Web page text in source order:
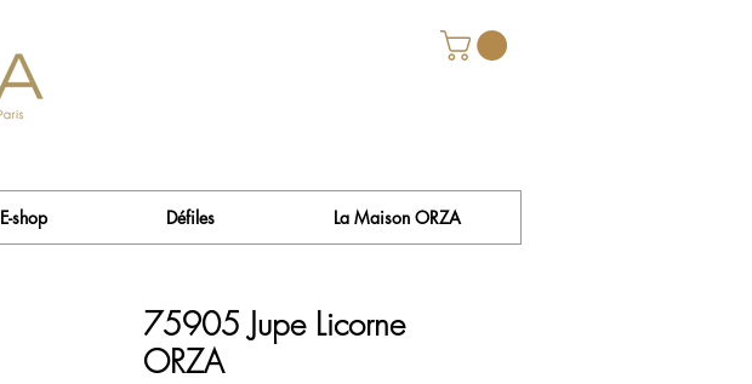
E-shop Défiles La Maison ORZA
75905 Jupe Licorne
ORZA